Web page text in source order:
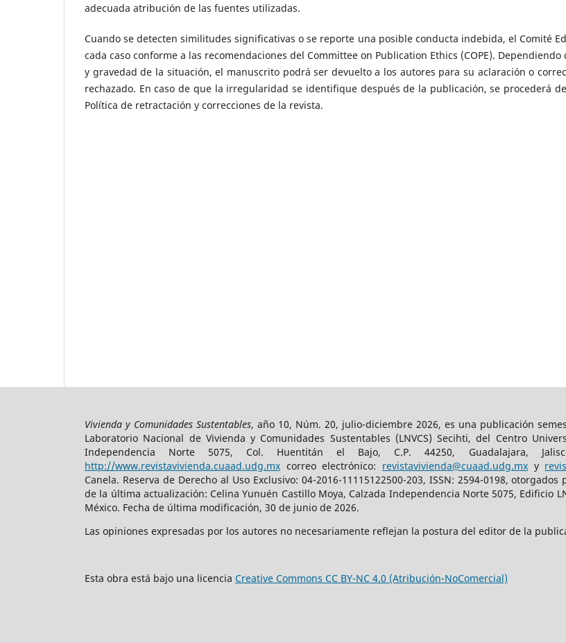
adecuada atribución de las fuentes utilizadas.
Cuando se detecten similitudes significativas o se reporte una posible conducta indebida, el Comité
cada caso conforme a las recomendaciones del Committee on Publication Ethics (COPE).
y gravedad de la situación, el manuscrito podrá ser devuelto a los autores para su aclaración o
rechazado. En caso de que la irregularidad se identifique después de la publicación, se procederá
Política de retractación y correcciones de la revista.
Vivienda y Comunidades Sustentables, año 10, Núm. 20, julio-diciembre 2026, es una publicación
Laboratorio Nacional de Vivienda y Comunidades Sustentables (LNVCS) Secihti, del Centro
Independencia Norte 5075, Col. Huentitán el Bajo, C.P. 44250, Guadalajara,
http://www.revistavivienda.cuaad.udg.mx correo electrónico: revistavivienda@cuaad.udg.mx y
Canela. Reserva de Derecho al Uso Exclusivo: 04-2016-11115122500-203, ISSN: 2594-0198,
de la última actualización: Celina Yunuén Castillo Moya, Calzada Independencia Norte 5075, Edificio
México. Fecha de última modificación, 30 de junio de 2026.
Las opiniones expresadas por los autores no necesariamente reflejan la postura del editor de la
Esta obra está bajo una licencia Creative Commons CC BY-NC 4.0 (Atribución-NoComercial)